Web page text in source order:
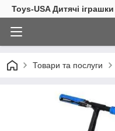
Toys-USA Дитячі
Товари та послуги